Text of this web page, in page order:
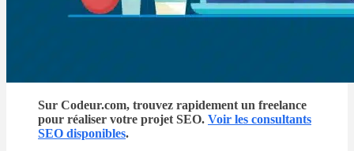
Sur Codeur.com, trouvez rapidement un freelance
pour réaliser votre projet SEO. Voir les consultants
SEO disponibles.